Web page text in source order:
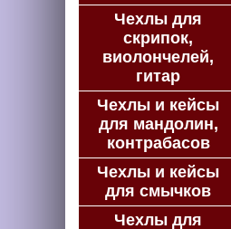
Чехлы для
скрипок,
виолончелей,
гитар
Чехлы и кейсы
для мандолин,
контрабасов
Чехлы и кейсы
для смычков
Чехлы для